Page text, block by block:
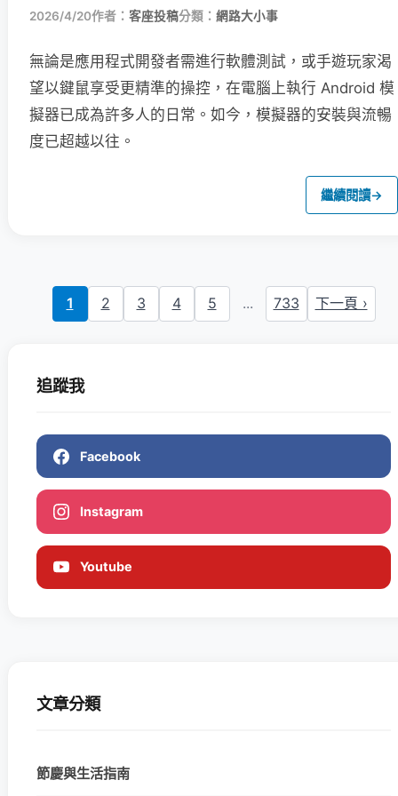
2026/4/20作者： 客座投稿分類： 網路大小事
無論是應用程式開發者需進行軟體測試，或手遊玩家渴
望以鍵鼠享受更精準的操控，在電腦上執行 Android 模
擬器已成為許多人的日常。如今，模擬器的安裝與流暢
度已超越以往。
繼續閱讀→
1 2 3 4 5 ... 733 下一頁 ›
追蹤我
Facebook
Instagram
Youtube
文章分類
節慶與生活指南